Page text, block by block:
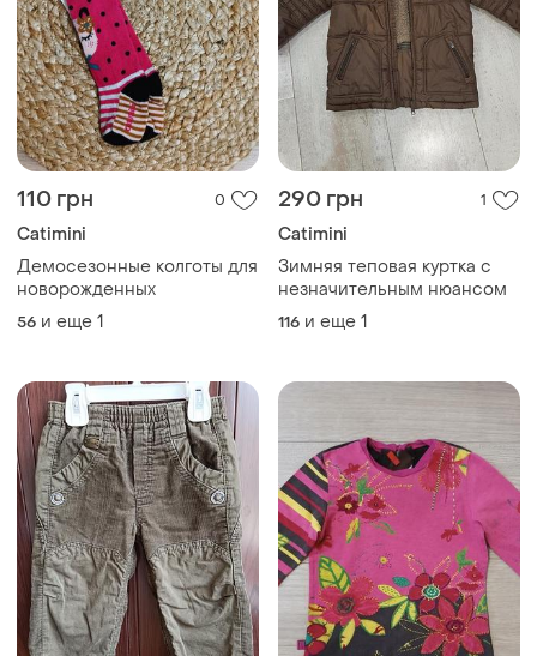
110 грн 0
Catimini
Демосезонные колготы для
новорожденных
56 и еще 1
290 грн 1
Catimini
Зимняя теповая куртка с
незначительным нюансом
116 и еще 1